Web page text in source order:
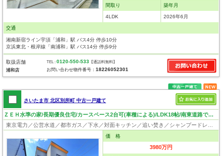
間取り
4LDK
築年月
2026年6月
交通
湘南新宿ライン宇須「浦和」駅 バス4分 停歩10分
京浜東北・根岸線「南浦和」駅 バス14分 停歩9分
取扱店舗
浦和店
TEL :0120-550-533 【通話料無料】
お問い合わせ物件番号：18226052301
さいたま市 北区別所町 中古一戸建て
ＺＥＨ水準の家/長期優良住宅/カースペース2台可(車種による)/LDK18帖/南東道路で日当良好/いつでも見学可
価 格
3980万円